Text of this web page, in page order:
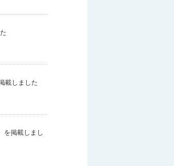
載しました
を掲載しまし